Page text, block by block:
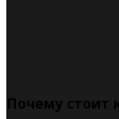
Почему стоит